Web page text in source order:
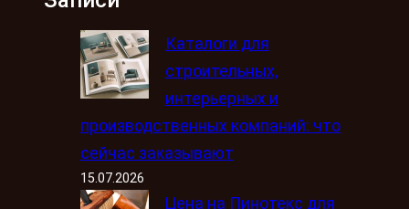
Каталоги для
строительных,
интерьерных и
производственных компаний: что
сейчас заказывают
15.07.2026
Цена на Пинотекс для